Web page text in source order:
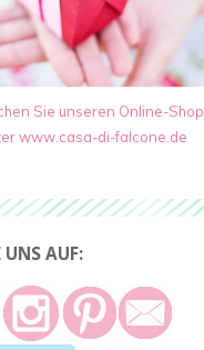
Sie unseren Online-Shop
www.casa-di-falcone.de
UNS AUF: